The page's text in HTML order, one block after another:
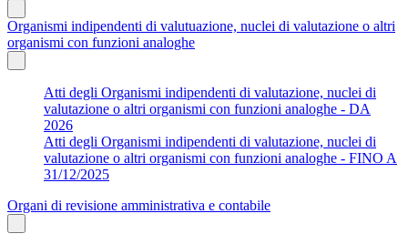
Organismi indipendenti di valutuazione, nuclei di valutazione o altri
organismi con funzioni analoghe
Atti degli Organismi indipendenti di valutazione, nuclei di
valutazione o altri organismi con funzioni analoghe - DA
2026
Atti degli Organismi indipendenti di valutazione, nuclei di
valutazione o altri organismi con funzioni analoghe - FINO A
31/12/2025
Organi di revisione amministrativa e contabile